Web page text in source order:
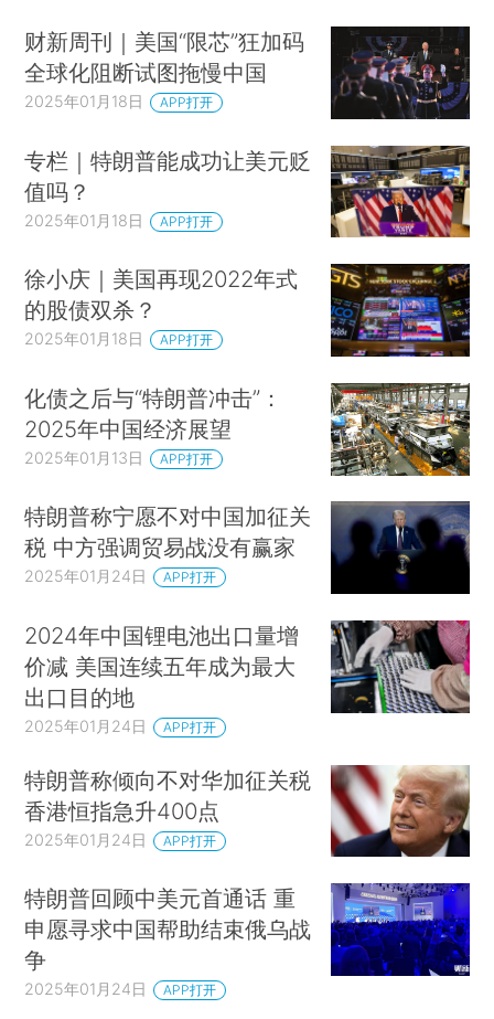
财新周刊｜美国“限芯”狂加码
全球化阻断试图拖慢中国
2025年01月18日 APP打开
专栏｜特朗普能成功让美元贬
值吗？
2025年01月18日 APP打开
徐小庆｜美国再现2022年式
的股债双杀？
2025年01月18日 APP打开
化债之后与“特朗普冲击”：
2025年中国经济展望
2025年01月13日 APP打开
特朗普称宁愿不对中国加征关
税 中方强调贸易战没有赢家
2025年01月24日 APP打开
2024年中国锂电池出口量增
价减 美国连续五年成为最大
出口目的地
2025年01月24日 APP打开
特朗普称倾向不对华加征关税
香港恒指急升400点
2025年01月24日 APP打开
特朗普回顾中美元首通话 重
申愿寻求中国帮助结束俄乌战
争
2025年01月24日 APP打开